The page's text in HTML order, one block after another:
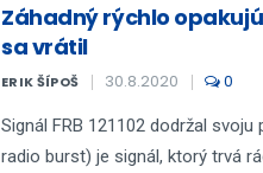
Záhadný rýchlo
sa vrátil
ERIK ŠÍPOŠ 30.8.2020 0
Signál FRB 121102 dodržal
radio burst) je signál, ktorý trvá